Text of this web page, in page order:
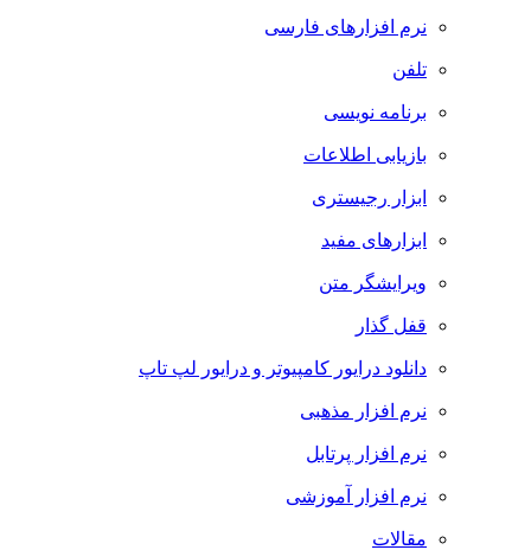
نرم افزارهای فارسی
تلفن
برنامه نویسی
بازیابی اطلاعات
ابزار رجیستری
ابزارهای مفید
ویرایشگر متن
قفل گذار
دانلود درایور کامپیوتر و درایور لپ تاپ
نرم افزار مذهبی
نرم افزار پرتابل
نرم افزار آموزشی
مقالات